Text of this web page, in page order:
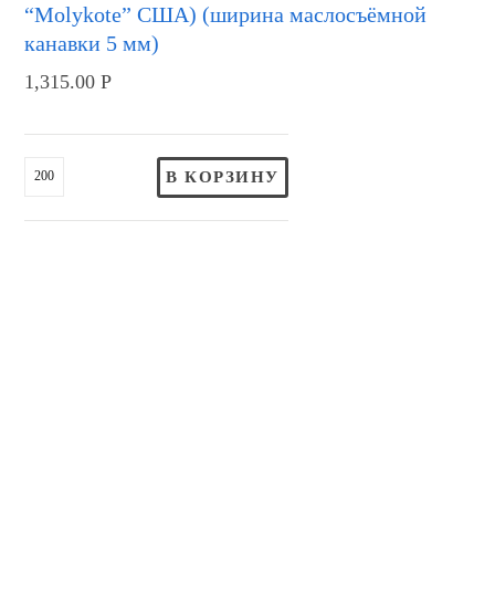
“Molykote” США) (ширина маслосъёмной
канавки 5 мм)
1,315.00Р
В КОРЗИНУ